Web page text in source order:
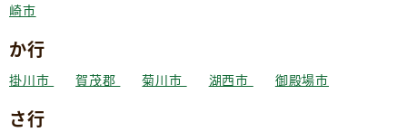
崎市
か行
掛川市 賀茂郡 菊川市 湖西市 御殿場市
さ行